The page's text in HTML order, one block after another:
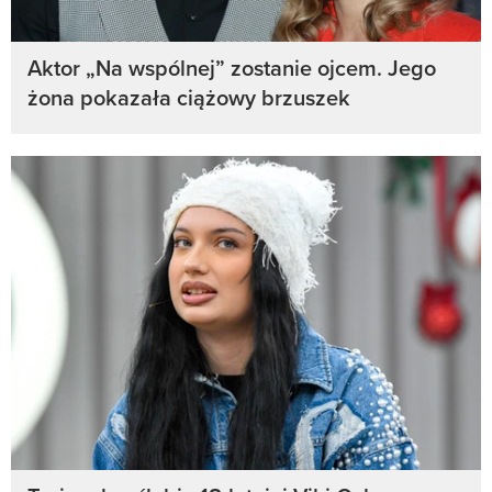
Aktor „Na wspólnej” zostanie ojcem. Jego
żona pokazała ciążowy brzuszek